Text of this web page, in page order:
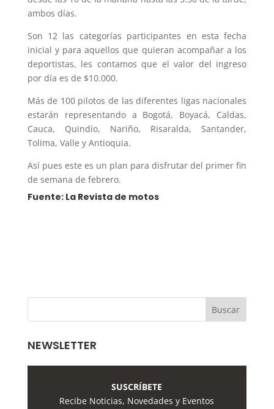
ambos días.
Son 12 las categorías participantes en esta fecha
inicial y para aquellos que quieran acompañar a los
deportistas, les contamos que el valor del ingreso
por día es de $10.000.
Más de 100 pilotos de las diferentes ligas nacionales
estarán representando a Bogotá, Boyacá, Caldas,
Cauca, Quindío, Nariño, Risaralda, Santander,
Tolima, Valle y Antioquia.
Así pues este es un plan para disfrutar del primer fin
de semana de febrero.
Fuente: La Revista de motos
NEWSLETTER
SUSCRÍBETE
Recibe Noticias, Novedades y Eventos